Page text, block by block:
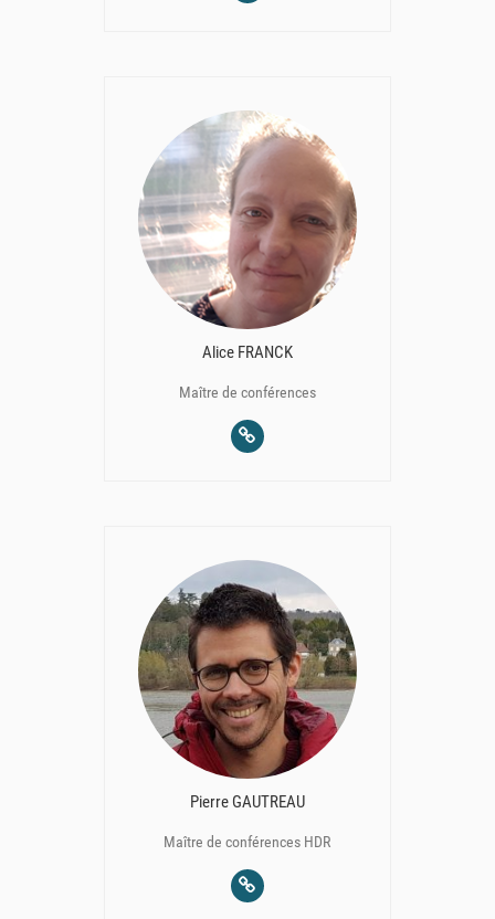
Alice FRANCK
Maître de conférences
Pierre GAUTREAU
Maître de conférences HDR